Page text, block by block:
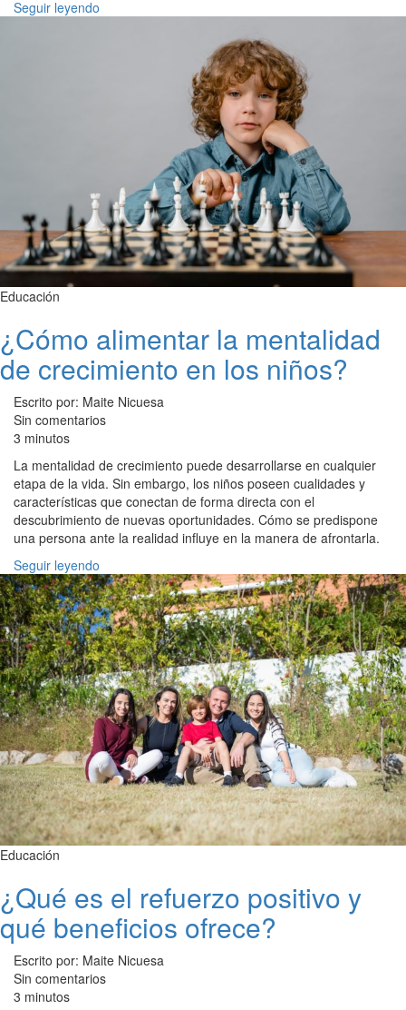
Seguir leyendo
Educación
¿Cómo alimentar la mentalidad
de crecimiento en los niños?
Escrito por: Maite Nicuesa
Sin comentarios
3 minutos
La mentalidad de crecimiento puede desarrollarse en cualquier
etapa de la vida. Sin embargo, los niños poseen cualidades y
características que conectan de forma directa con el
descubrimiento de nuevas oportunidades. Cómo se predispone
una persona ante la realidad influye en la manera de afrontarla.
Seguir leyendo
Educación
¿Qué es el refuerzo positivo y
qué beneficios ofrece?
Escrito por: Maite Nicuesa
Sin comentarios
3 minutos